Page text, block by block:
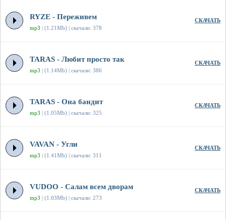
RYZE - Переживем
mp3 | (1.21Mb) | скачали: 378
СКАЧАТЬ
TARAS - Любит просто так
mp3 | (1.14Mb) | скачали: 386
СКАЧАТЬ
TARAS - Она бандит
mp3 | (1.05Mb) | скачали: 325
СКАЧАТЬ
VAVAN - Угли
mp3 | (1.41Mb) | скачали: 311
СКАЧАТЬ
VUDOO - Салам всем дворам
mp3 | (1.03Mb) | скачали: 273
СКАЧАТЬ